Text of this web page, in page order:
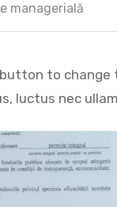
or ESC to close
managerială
to
luctus nec